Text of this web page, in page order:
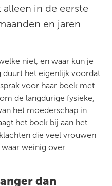
in de eerste
en jaren
niet, en waar kun je
duurt het eigenlijk voordat
voor haar boek met
de langdurige fysieke,
het moederschap in
het boek bij aan het
die veel vrouwen
waar weinig over
dan